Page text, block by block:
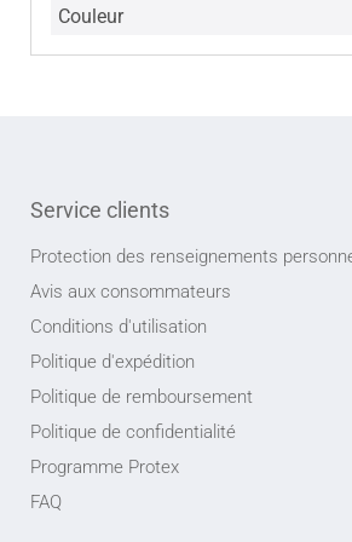
Couleur
Service clients
Protection des renseignements
Avis aux consommateurs
Conditions d'utilisation
Politique d'expédition
Politique de remboursement
Politique de confidentialité
Programme Protex
FAQ